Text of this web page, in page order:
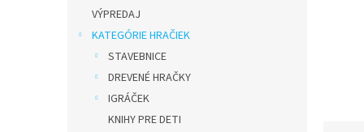
VÝPREDAJ
KATEGÓRIE HRAČIEK
STAVEBNICE
DREVENÉ HRAČKY
IGRÁČEK
KNIHY PRE DETI